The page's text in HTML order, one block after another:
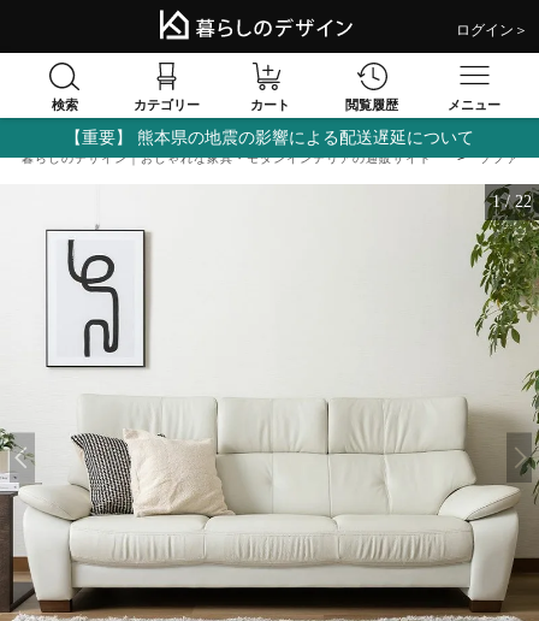
ログイン＞
検索 カテゴリー カート 閲覧履歴 メニュー
【重要】 熊本県の地震の影響による配送遅延について
暮らしのデザイン｜おしゃれな家具・モダンインテリアの通販サイト ソファ
1 / 22